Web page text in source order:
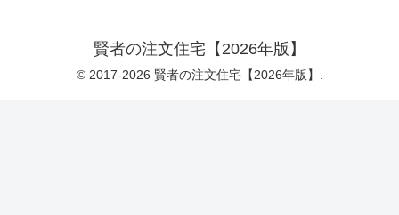
賢者の注文住宅【2026年版】
© 2017-2026 賢者の注文住宅【2026年版】.